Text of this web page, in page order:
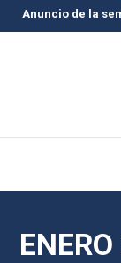
Anuncio de la